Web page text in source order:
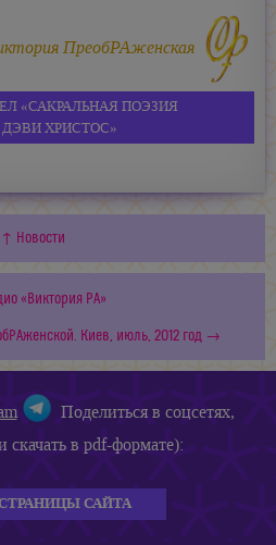
ПреобРАженская
«САКРАЛЬНАЯ ПОЭЗИЯ
ХРИСТОС»
↑ Новости
«Виктория РА»
Киев, июль, 2012 год →
Поделиться в соцсетях,
скачать в pdf-формате):
САЙТА